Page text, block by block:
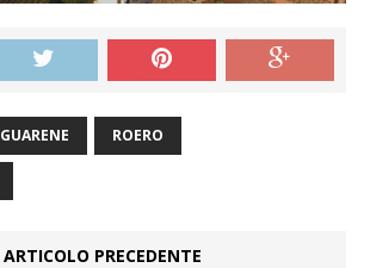
GUARENE ROERO
ARTICOLO PRECEDENTE